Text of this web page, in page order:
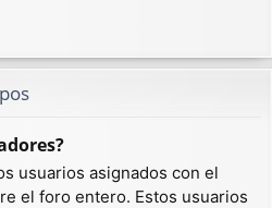
usuarios asignados con el
el foro entero. Estos usuarios